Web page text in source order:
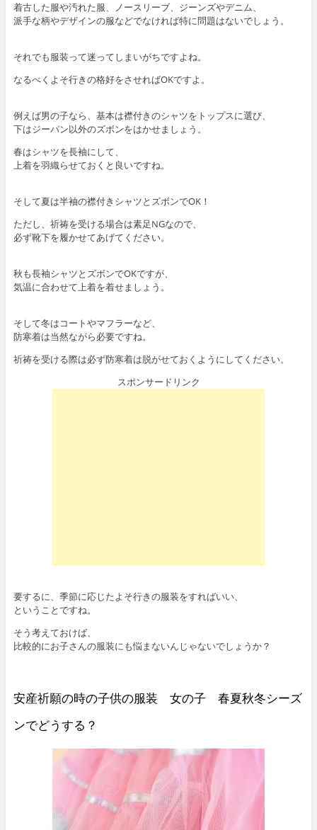
着古した服や汚れた服、ノースリーブ、ジーンズやデニム、
派手な柄やデザインの服などでなければ特に問題はないでしょう。
それでも服装って迷ってしまいがちですよね。
なるべくよそ行きの格好をさせればOKですよ。
例えば男の子なら、基本は襟付きのシャツをトップスに選び、
下はジーパン以外のズボンをはかせましょう。
春はシャツを長袖にして、
上着を羽織らせておくと良いですね。
そして夏は半袖の襟付きシャツとズボンでOK！
ただし、祈祷を受ける場合は素足NGなので、
必ず靴下を履かせてあげてください。
秋も長袖シャツとズボンでOKですが、
気温に合わせて上着を着せましょう。
そして冬はコートやマフラーなど、
防寒着は当然ながら必要ですね。
祈祷を受ける際は必ず防寒着は脱がせておくようにしてください。
スポンサードリンク
要するに、季節に応じたよそ行きの服装をすればいい、
ということですね。
そう考えておけば、
比較的にお子さんの服装にも悩まないんじゃないでしょうか？
安産祈願の時の子供の服装 女の子 春夏秋冬シーズ
ンでどうする？